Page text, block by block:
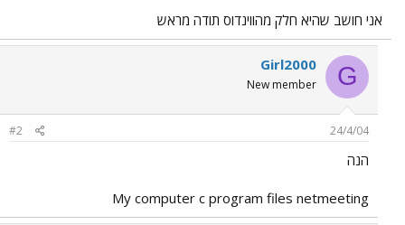
אני חושב שהיא חלק מהווינדוס תודה מראש
G
Girl2000
New member
24/4/04
#2
הנה
My computer c program files netmeeting